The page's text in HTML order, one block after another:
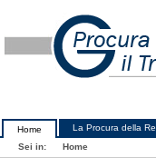
Home La Procura della
Sei in:
Home